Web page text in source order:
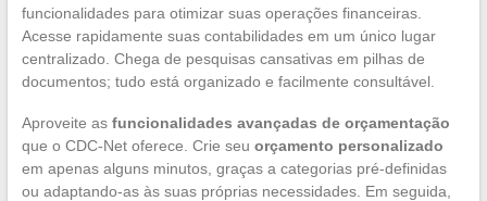
funcionalidades para otimizar suas operações financeiras.
Acesse rapidamente suas contabilidades em um único lugar
centralizado. Chega de pesquisas cansativas em pilhas de
documentos; tudo está organizado e facilmente consultável.
Aproveite as funcionalidades avançadas de orçamentação
que o CDC-Net oferece. Crie seu orçamento personalizado
em apenas alguns minutos, graças a categorias pré-definidas
ou adaptando-as às suas próprias necessidades. Em seguida,